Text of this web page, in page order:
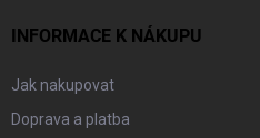
INFORMACE K NÁKUPU
Jak nakupovat
Doprava a platba